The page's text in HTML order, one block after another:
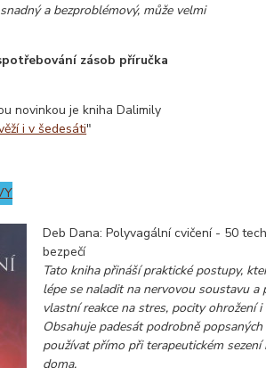
a bezproblémový, může velmi
zásob příručka
novinkou je kniha Dalimily
i v šedesáti"
Deb Dana: Polyvagální cvičení - 50
bezpečí
Tato kniha přináší praktické postupy,
lépe se naladit na nervovou soustavu a
vlastní reakce na stres, pocity ohrožení i
Obsahuje padesát podrobně popsaných
používat přímo při terapeutickém
doma.